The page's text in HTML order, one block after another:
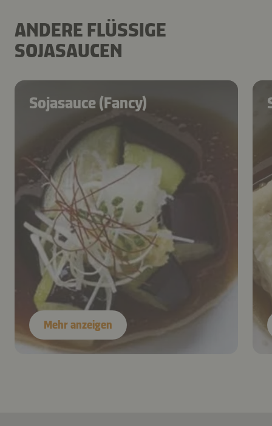
ANDERE FLÜSSIGE
SOJASAUCEN
Sojasauce (Fancy)
Mehr anzeigen